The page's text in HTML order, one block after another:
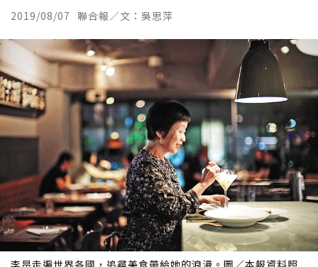
2019/08/07 聯合報／文：吳思萍
李昂走遍世界各國，追尋美食帶給她的浪漫。圖／本報資料照